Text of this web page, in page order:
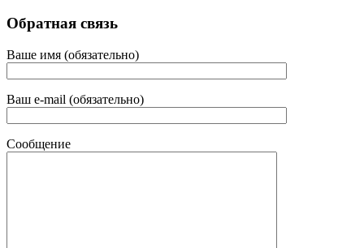
Обратная связь
Ваше имя (обязательно)
Ваш e-mail (обязательно)
Сообщение